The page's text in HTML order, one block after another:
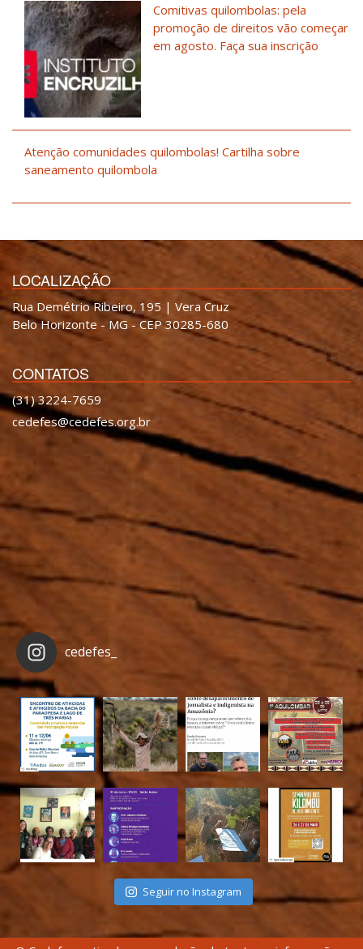
Comitivas quilombolas: pela
promoção de direitos vão começar
em agosto. Faça sua inscrição
Atenção comunidades quilombolas! Cartilha sobre
saneamento quilombola
LOCALIZAÇÃO
Rua Demétrio Ribeiro, 195 | Vera Cruz
Belo Horizonte - MG - CEP 30285-680
CONTATOS
(31) 3224-7659
cedefes@cedefes.org.br
cedefes_
Seguir no Instagram